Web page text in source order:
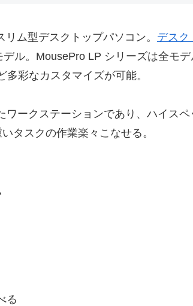
ム型デスクトップパソコン。 デスク
デル。MousePro LP シリーズは全モデ
彩なカスタマイズが可能。
ークステーションであり、ハイスペ
タスクの作業楽々こなせる。
る